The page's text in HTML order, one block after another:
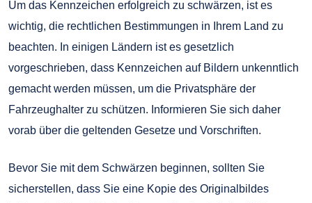
Um das Kennzeichen erfolgreich zu schwärzen, ist es
wichtig, die rechtlichen Bestimmungen in Ihrem Land zu
beachten. In einigen Ländern ist es gesetzlich
vorgeschrieben, dass Kennzeichen auf Bildern unkenntlich
gemacht werden müssen, um die Privatsphäre der
Fahrzeughalter zu schützen. Informieren Sie sich daher
vorab über die geltenden Gesetze und Vorschriften.
Bevor Sie mit dem Schwärzen beginnen, sollten Sie
sicherstellen, dass Sie eine Kopie des Originalbildes